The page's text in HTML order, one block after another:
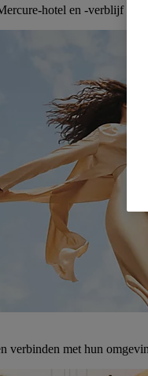
hotel en -verblijf
verbinden met hun